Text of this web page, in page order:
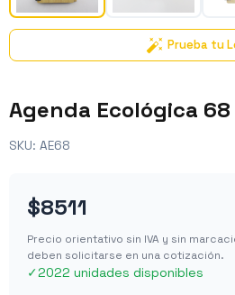
Prueba tu
Agenda Ecológica 68
SKU: AE68
$8511
Precio orientativo sin IVA y sin
deben solicitarse en una cotización.
✓2022 unidades disponibles